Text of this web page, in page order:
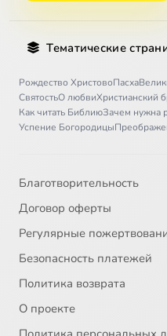
Тематические
Рождество ХристовоПасха
СвятостьО любвиХристианский
Как читать БиблиюЗачем нужна
Успение Богородицы
Благотворительность
Договор оферты
Регулярные
Безопасность платежей
Политика возврата
О проекте